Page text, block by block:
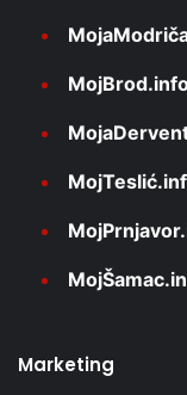
Marketing